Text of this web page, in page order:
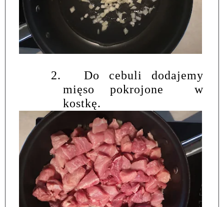
2.
Do cebuli dodajemy
mięso pokrojone
w
kostkę.